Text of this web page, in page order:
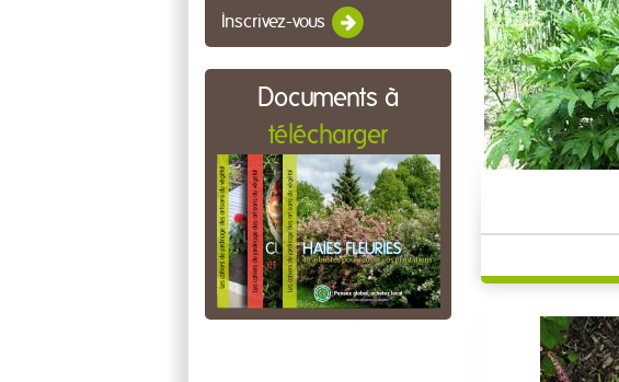
Inscrivez-vous
Documents à
télécharger